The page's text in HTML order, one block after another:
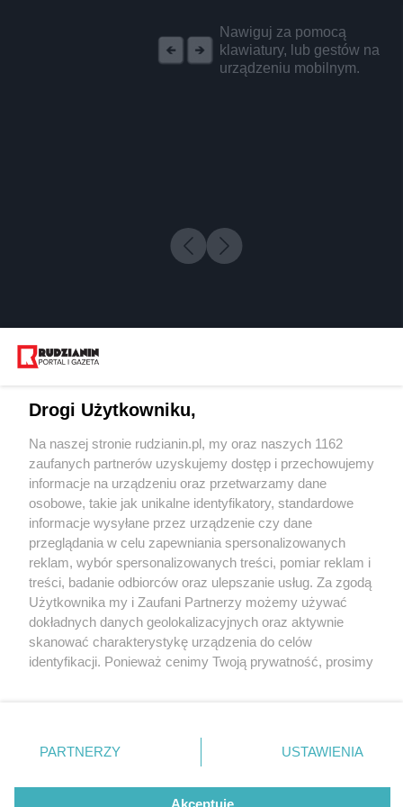
Nawiguj za pomocą
klawiatury, lub gestów na
urządzeniu mobilnym.
3 / 0
Wydawca mediów
Nie zapomnij
zapoznać się z:
polityką prywatności regulamin korzystania z portali
Twojemiasto
Piekary Śląskie
Chorzów
Tarnowskie Góry
Gliwice
Skontakuj sięz nami
Kontakt
Wydawca
Redakcja
Drogi Użytkowniku,
Na naszej stronie rudzianin.pl, my oraz naszych 1162
zaufanych partnerów uzyskujemy dostęp i przechowujemy
informacje na urządzeniu oraz przetwarzamy dane
osobowe, takie jak unikalne identyfikatory, standardowe
informacje wysyłane przez urządzenie czy dane
przeglądania w celu zapewniania spersonalizowanych
reklam, wybór spersonalizowanych treści, pomiar reklam i
treści, badanie odbiorców oraz ulepszanie usług. Za zgodą
Użytkownika my i Zaufani Partnerzy możemy używać
dokładnych danych geolokalizacyjnych oraz aktywnie
skanować charakterystykę urządzenia do celów
identyfikacji. Ponieważ cenimy Twoją prywatność, prosimy
prywatności znajdujący się w lewym dolnym rogu strony
. Niektóre rodzaje przetwarzania danych nie wymagają
zgody użytkownika, ale masz prawo sprzeciwić się
takiemu przetwarzaniu. Preferencje będą miały
PARTNERZY USTAWIENIA
Akceptuję